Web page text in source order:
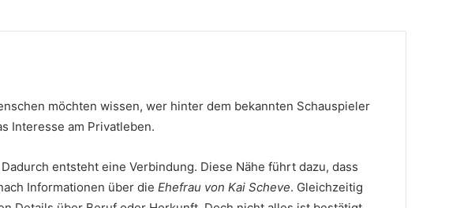
möchten wissen, wer hinter dem bekannten Schauspieler
Interesse am Privatleben.
entsteht eine Verbindung. Diese Nähe führt dazu, dass
Informationen über die Ehefrau von Kai Scheve. Gleichzeitig